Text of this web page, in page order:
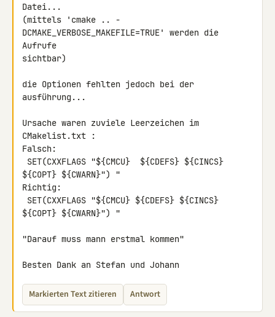
Datei...
(mittels 'cmake .. -
DCMAKE_VERBOSE_MAKEFILE=TRUE' werden die
Aufrufe
sichtbar)
die Optionen fehlten jedoch bei der
ausführung...
Ursache waren zuviele Leerzeichen im
CMakelist.txt :
Falsch:
${COPT} ${CWARN}") "
Richtig:
${COPT} ${CWARN}") "
"Darauf muss mann erstmal kommen"
Besten Dank an Stefan und Johann
Markierten Text zitieren Antwort